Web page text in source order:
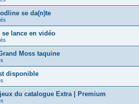
se da(n)te
lance en vidéo
Moss taquine
disponible
du catalogue Extra | Premium